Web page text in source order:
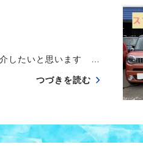
したいと思います …
つづきを読む